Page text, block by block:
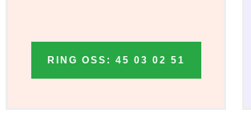
RING OSS: 45 03 02 51